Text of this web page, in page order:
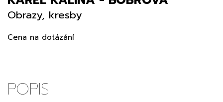
Obrazy, kresby
Cena na dotázání
POPIS